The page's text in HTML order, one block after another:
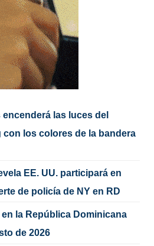
las luces del
con los colores de la bandera
EE. UU. participará en
de policía de NY en RD
la República Dominicana
de 2026